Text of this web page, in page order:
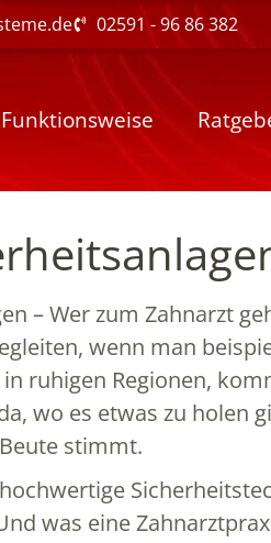
02591 - 96 86 382
Funktionsweise
– Wer zum Zahnarzt
wenn man
ruhigen Regionen,
wo es etwas zu holen
stimmt.
was eine